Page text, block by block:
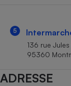
5
136 rue Jules
95360
ADRESSE